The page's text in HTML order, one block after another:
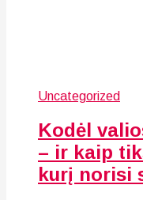
Uncategorized
Kodėl
– ir kaip
kurį norisi